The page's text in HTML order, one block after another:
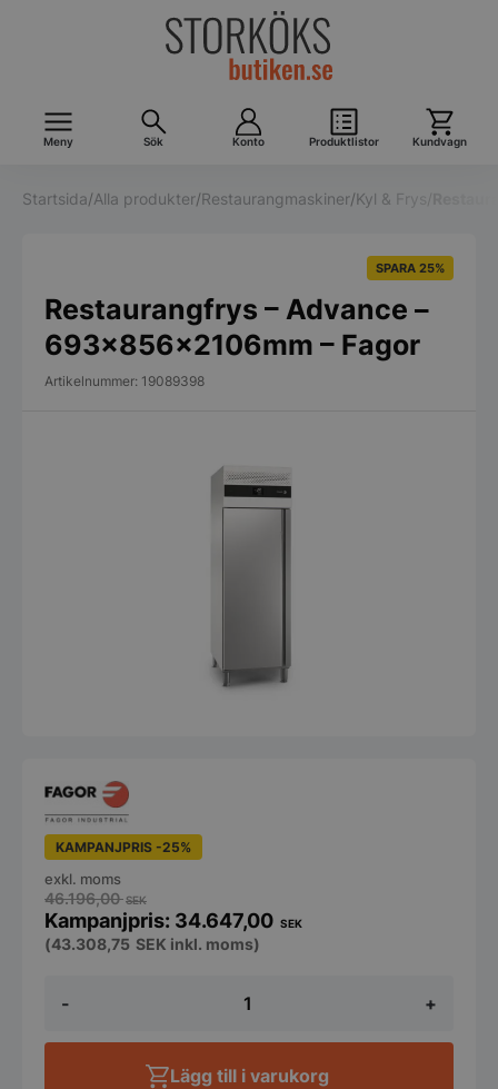
Meny Sök Konto Produktlistor Kundvagn
Startsida/Alla produkter/Restaurangmaskiner/Kyl & Frys /
SPARA 25%
Restaurangfrys – Advance –
693x856x2106mm – Fagor
Artikelnummer: 19089398
-
-
693x856x2106mm
+
KAMPANJPRIS -25%
46.196,00SEK
34.647,00 SEK
exkl. moms
(43.308,75 SEK inkl. moms)
Lägg till i varukorg